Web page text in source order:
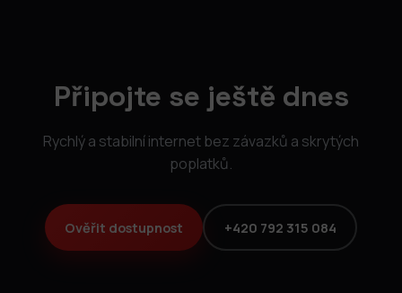
Připojte se ještě dnes
Rychlý a stabilní internet bez závazků a skrytých
poplatků.
Ověřit dostupnost +420 792 315 084